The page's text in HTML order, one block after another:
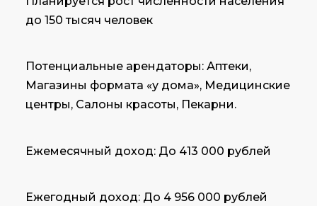
до 150 тысяч человек
Потенциальные арендаторы: Аптеки,
Магазины формата «у дома», Медицинские
центры, Салоны красоты, Пекарни.
Ежемесячный доход: До 413 000 рублей
Ежегодный доход: До 4 956 000 рублей